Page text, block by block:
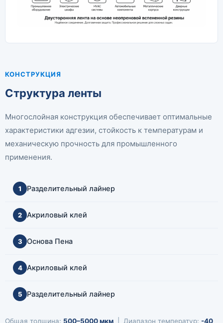
КОНСТРУКЦИЯ
Структура ленты
Многослойная конструкция обеспечивает оптимальные
характеристики адгезии, стойкость к температурам и
механическую прочность для промышленного
применения.
1 Разделительный лайнер
2 Акриловый клей
3 Основа Пена
4 Акриловый клей
5 Разделительный лайнер
Общая толщина: 500–5000 мкм | Диапазон температур: -40